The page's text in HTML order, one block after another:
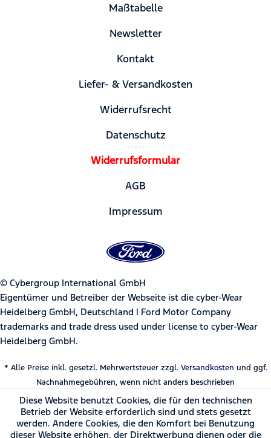
Maßtabelle
Newsletter
Kontakt
Liefer- & Versandkosten
Widerrufsrecht
Datenschutz
Widerrufsformular
AGB
Impressum
© Cybergroup International GmbH
Eigentümer und Betreiber der Webseite ist die cyber-Wear
Heidelberg GmbH, Deutschland | Ford Motor Company
trademarks and trade dress used under license to cyber-Wear
Heidelberg GmbH.
* Alle Preise inkl. gesetzl. Mehrwertsteuer zzgl. Versandkosten und ggf.
Nachnahmegebühren, wenn nicht anders beschrieben
Diese Website benutzt Cookies, die für den technischen
Betrieb der Website erforderlich sind und stets gesetzt
werden. Andere Cookies, die den Komfort bei Benutzung
dieser Website erhöhen, der Direktwerbung dienen oder die